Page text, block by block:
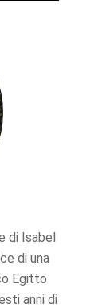
di Isabel
di una
Egitto
anni di